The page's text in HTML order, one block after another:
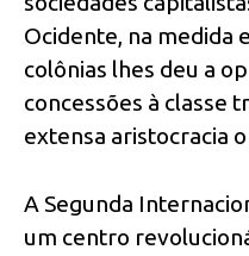
Ocidente, na medida
colônias lhes deu a
concessões à classe
extensa aristocracia
A Segunda
um centro